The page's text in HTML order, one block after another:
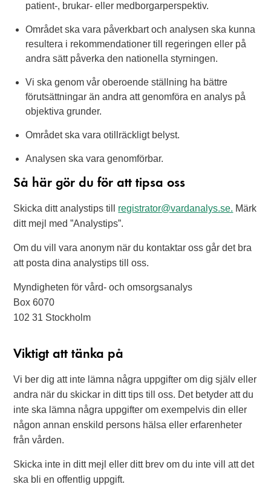
patient-, brukar- eller medborgarperspektiv.
Området ska vara påverkbart och analysen ska kunna
resultera i rekommendationer till regeringen eller på
andra sätt påverka den nationella styrningen.
Vi ska genom vår oberoende ställning ha bättre
förutsättningar än andra att genomföra en analys på
objektiva grunder.
Området ska vara otillräckligt belyst.
Analysen ska vara genomförbar.
Så här gör du för att tipsa oss
Skicka ditt analystips till registrator@vardanalys.se. Märk
ditt mejl med ”Analystips”.
Om du vill vara anonym när du kontaktar oss går det bra
att posta dina analystips till oss.
Myndigheten för vård- och omsorgsanalys
Box 6070
102 31 Stockholm
Viktigt att tänka på
Vi ber dig att inte lämna några uppgifter om dig själv eller
andra när du skickar in ditt tips till oss. Det betyder att du
inte ska lämna några uppgifter om exempelvis din eller
någon annan enskild persons hälsa eller erfarenheter
från vården.
Skicka inte in ditt mejl eller ditt brev om du inte vill att det
ska bli en offentlig uppgift.